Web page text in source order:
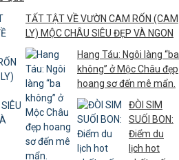
TẤT TẬT VỀ VƯỜN CAM RỐN (CAM
LY) MỘC CHÂU SIÊU ĐẸP VÀ NGON
Hang Táu: Ngôi làng “ba
không” ở Mộc Châu đẹp
hoang sơ đến mê mẩn.
ĐÒI SIM
SUỐI BON:
Điểm du
lịch hot